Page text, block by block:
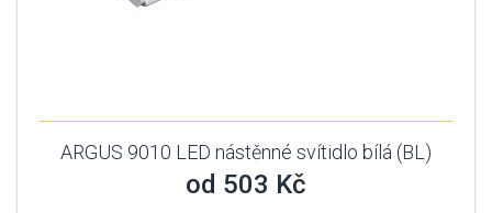
ARGUS 9010 LED nástěnné svítidlo bílá (BL)
od 503 Kč